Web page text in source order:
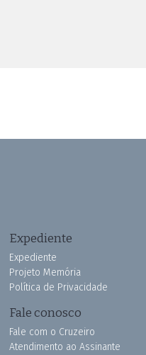
Expediente
Expediente
Projeto Memória
Política de Privacidade
Fale conosco
Fale com o Cruzeiro
Atendimento ao Assinante